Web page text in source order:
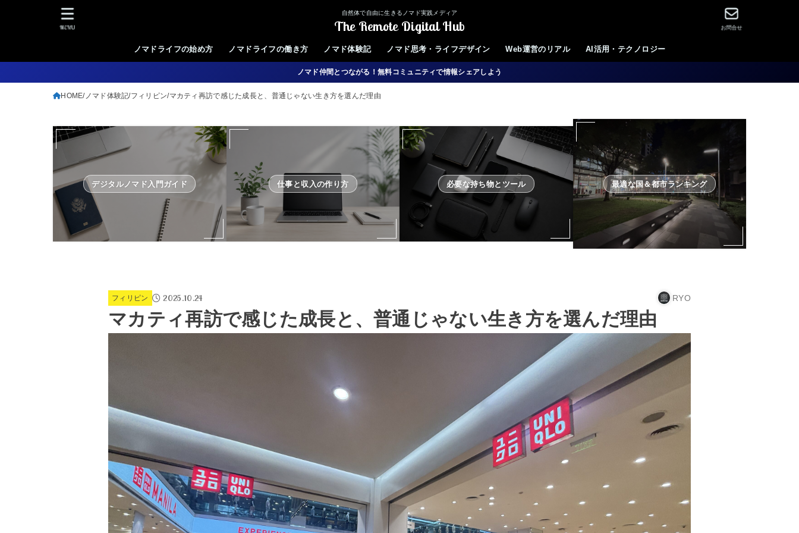
自然体で自由に生きるノマド実践メディア
The Remote Digital Hub
ノマドライフの始め方 ノマドライフの働き方 ノマド体験記 ノマド思考・ライフデザイン Web運営のリアル AI活用・テクノロジー
お問合せ
MENU
ノマド仲間とつながる！無料コミュニティで情報シェアしよう
HOME ノマド体験記 フィリピン マカティ再訪で感じた成長と、普通じゃない生き方を選んだ理由
デジタルノマド入門ガイド 仕事と収入の作り方 必要な持ち物とツール 最適な国＆都市ランキング
フィリピン 2025.10.24 RYO
マカティ再訪で感じた成長と、普通じゃない生き方を選んだ理由